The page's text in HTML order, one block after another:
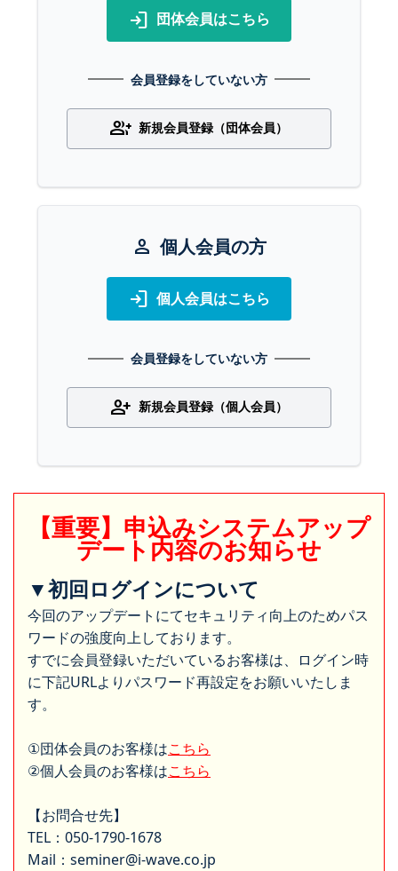
login 団体会員はこちら
会員登録をしていない方
group_add 新規会員登録（団体会員）
person 個人会員の方
login 個人会員はこちら
会員登録をしていない方
person_add 新規会員登録（個人会員）
【重要】申込みシステムアップ
デート内容のお知らせ
▼初回ログインについて
今回のアップデートにてセキュリティ向上のためパス
ワードの強度向上しております。
すでに会員登録いただいているお客様は、ログイン時
に下記URLよりパスワード再設定をお願いいたしま
す。
①団体会員のお客様はこちら
②個人会員のお客様はこちら
【お問合せ先】
TEL：050-1790-1678
Mail：seminer@i-wave.co.jp